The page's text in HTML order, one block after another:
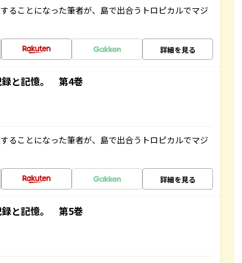
ることになった筆者が、島で出合うトロピカルでマジ
詳細を見る
録と記憶。 第4巻
ることになった筆者が、島で出合うトロピカルでマジ
詳細を見る
録と記憶。 第5巻